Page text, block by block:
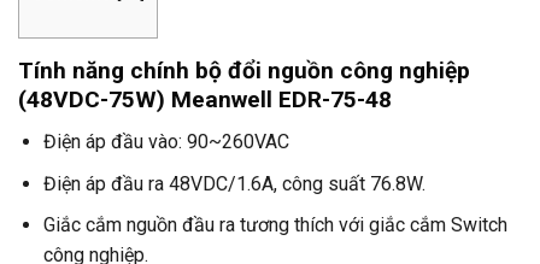
Tính năng chính bộ đổi nguồn công nghiệp
(48VDC-75W) Meanwell EDR-75-48
Điện áp đầu vào: 90~260VAC
Điện áp đầu ra 48VDC/1.6A, công suất 76.8W.
Giắc cắm nguồn đầu ra tương thích với giắc cắm Switch
công nghiệp.